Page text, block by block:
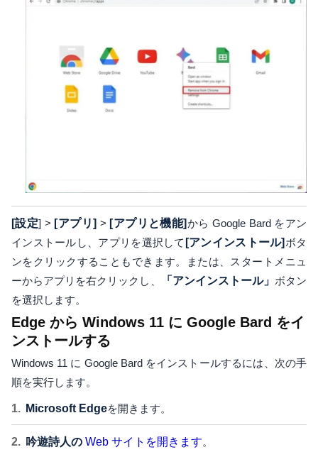
[設定] > [アプリ] > [アプリと機能]から Google Bard をアン
インストールし、アプリを選択して [アンインストール] ボタ
ンをクリックすることもできます。または、スタートメニュ
ーからアプリを右クリックし、
「アンインストール」 ボタン
を選択します。
Edge から Windows 11 に Google Bard をイ
ンストールする
Windows 11 に Google Bard をインストールするには、次の手
順を実行します。
Microsoft Edgeを開きます。
吟遊詩人の Web サイトを開きます。